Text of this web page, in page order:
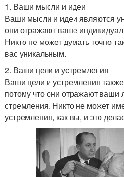
1. Ваши мысли и идеи
Ваши мысли и идеи являются
они отражают ваше
Никто не может думать точно
вас уникальным.
2. Ваши цели и устремления
Ваши цели и устремления
потому что они отражают ваши
стремления. Никто не может
устремления, как вы, и это